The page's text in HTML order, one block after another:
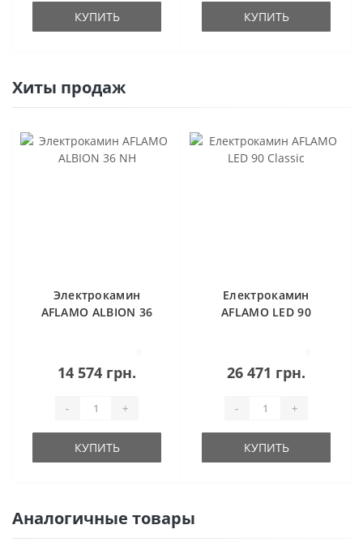
КУПИТЬ КУПИТЬ
Хиты продаж
Электрокамин
AFLAMO ALBION 36
14 574 грн.
- +
КУПИТЬ
Електрокамин
AFLAMO LED 90
26 471 грн.
- +
КУПИТЬ
Аналогичные товары